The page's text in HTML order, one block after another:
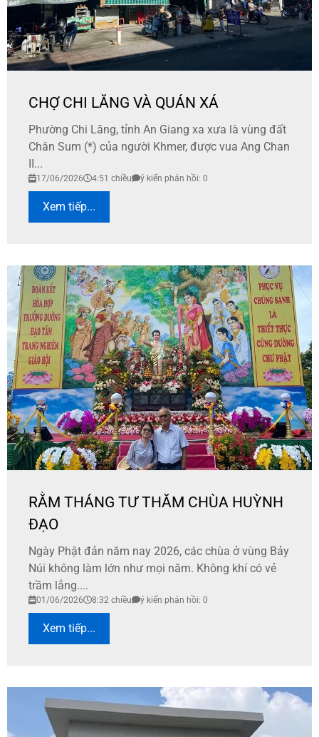
CHỢ CHI LĂNG VÀ QUÁN XÁ
Phường Chi Lăng, tỉnh An Giang xa xưa là vùng đất
Chân Sum (*) của người Khmer, được vua Ang Chan
II...
17/06/2026 4:51 chiều ý kiến phản hồi: 0
Xem tiếp...
RẰM THÁNG TƯ THĂM CHÙA HUỲNH
ĐẠO
Ngày Phật đản năm nay 2026, các chùa ở vùng Bảy
Núi không làm lớn như mọi năm. Không khí có vẻ
trầm lắng....
01/06/2026 8:32 chiều ý kiến phản hồi: 0
Xem tiếp...